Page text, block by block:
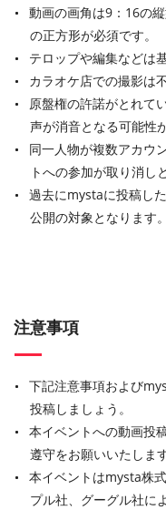
動画の画角は9：16の
の正方形が必須です。
テロップや編集などは
カラオケ店での撮影は
原盤権の許諾がとれて
声が消音となる可能性
同一人物が複数アカウ
トへの参加が取り消し
過去にmystaに投稿し
公開の対象となります。
注意事項
下記注意事項および
投稿しましょう。
本イベントへの動画投
遵守をお願いいたします
本イベントはmysta株
プル社、グーグル社に